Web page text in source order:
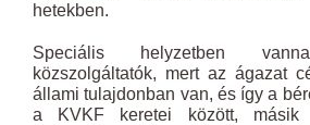
hetekben.
Speciális helyzetben
közszolgáltatók, mert az ágazat
állami tulajdonban van, és így a
a KVKF keretei között, másik